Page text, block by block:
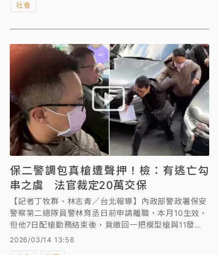
枝案時，新北刑大員警為護航嫌犯躲避媒體鏡頭，在移
寸與新聞採訪權的質疑，事後警方已對此公開致歉。
社會
保二警調包真槍遭聲押！檢：有逃亡勾
串之虞 法官裁定20萬交保
【記者丁牧群、林志青／台北報導】內政部警政署保安
警察第二總隊員警林育丞日前申請離職，本月10生效，
但他7日配槍勤務結束後，竟繳回一把模型槍與11發假
子彈，將真的警用德製華瑟（Walther）PPQ半自動手
槍及11發實彈，偷藏在隨身包內。檢警昨(13日)拘提林
2026/03/14 13:56